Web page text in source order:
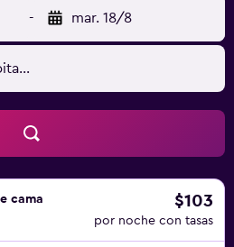
- mar. 18/8
cama
$103
por noche con tasas